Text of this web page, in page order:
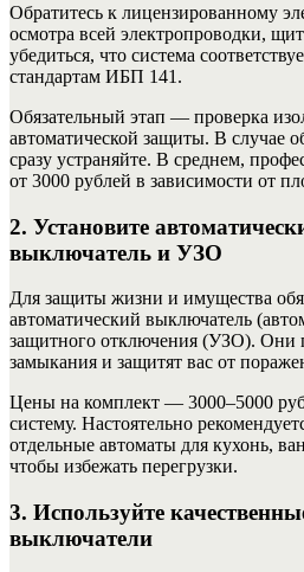
Обратитесь к лицензированному
осмотра всей электропроводки,
убедиться, что система
стандартам ИБП 141.
Обязательный этап — проверка
автоматической защиты. В случае
сразу устраняйте. В среднем,
от 3000 рублей в зависимости от
2. Установите
выключатель и УЗО
Для защиты жизни и имущества
автоматический выключатель
защитного отключения (УЗО). Они
замыкания и защитят вас от
Цены на комплект — 3000–5000
систему. Настоятельно
отдельные автоматы для кухонь,
чтобы избежать перегрузки.
3. Используйте
выключатели